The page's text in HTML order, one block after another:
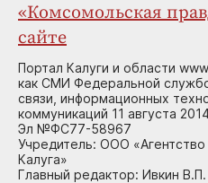
«Комсомольская
сайте
Портал Калуги и области
как СМИ Федеральной
связи, информационных
коммуникаций 11 августа
Эл №ФС77-58967
Учредитель: ООО
Калуга»
Главный редактор: Ивкин В.П.